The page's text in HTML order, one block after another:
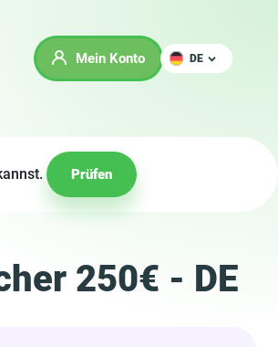
Mein Konto DE
Prüfen
250€ - DE